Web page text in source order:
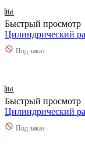
Быстрый просмотр
Цилиндрический
Под заказ
Быстрый просмотр
Цилиндрический
Под заказ